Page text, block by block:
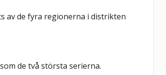
av de fyra regionerna i distrikten
de två största serierna.